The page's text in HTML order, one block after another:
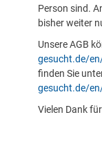
Person sind.
bisher weiter
Unsere AGB
gesucht.de/
finden Sie
gesucht.de/
Vielen Dank